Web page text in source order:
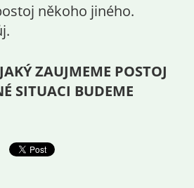
někoho jiného.
ZAUJMEME POSTOJ
SITUACI BUDEME